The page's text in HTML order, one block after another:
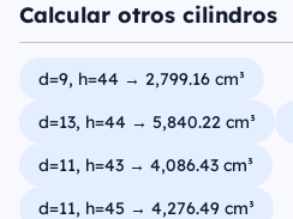
Calcular otros cilindros
d=9, h=44 → 2,799.16 cm³
d=13, h=44 → 5,840.22 cm³
d=11, h=43 → 4,086.43 cm³
d=11, h=45 → 4,276.49 cm³